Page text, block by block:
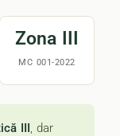
Zona III
MC 001-2022
III, dar